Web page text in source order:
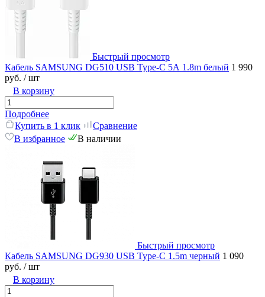
Быстрый просмотр
Кабель SAMSUNG DG510 USB Type-C 5А 1.8m белый 1 990
руб. / шт
В корзину
Подробнее
Купить в 1 клик
Сравнение
В избранное
В наличии
Быстрый просмотр
Кабель SAMSUNG DG930 USB Type-C 1.5m черный 1 090
руб. / шт
В корзину